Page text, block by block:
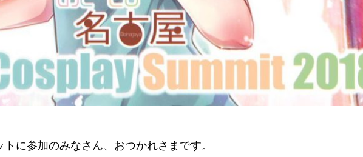
に参加のみなさん、おつかれさまです。